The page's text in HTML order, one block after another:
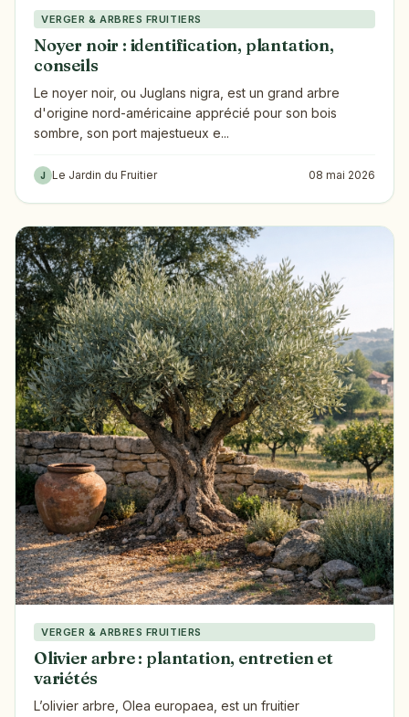
VERGER & ARBRES FRUITIERS
Noyer noir : identification, plantation,
conseils
Le noyer noir, ou Juglans nigra, est un grand arbre
d'origine nord-américaine apprécié pour son bois
sombre, son port majestueux e...
J Le Jardin du Fruitier 08 mai 2026
VERGER & ARBRES FRUITIERS
Olivier arbre : plantation, entretien et
variétés
L’olivier arbre, Olea europaea, est un fruitier